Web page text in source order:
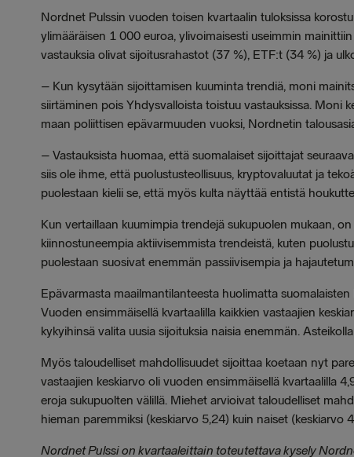
Nordnet Pulssin vuoden toisen kvartaalin tuloksissa
ylimääräisen 1 000 euroa, ylivoimaisesti useimmin
vastauksia olivat sijoitusrahastot (37 %), ETF:t (34 %) ja
– Kun kysytään sijoittamisen kuuminta trendiä, moni
siirtäminen pois Yhdysvalloista toistuu vastauksissa. Moni
maan poliittisen epävarmuuden vuoksi, Nordnetin
– Vastauksista huomaa, että suomalaiset sijoittajat
siis ole ihme, että puolustusteollisuus, kryptovaluutat ja
puolestaan kielii se, että myös kulta näyttää entistä
Kun vertaillaan kuumimpia trendejä sukupuolen mukaan,
kiinnostuneempia aktiivisemmista trendeistä, kuten
puolestaan suosivat enemmän passiivisempia ja
Epävarmasta maailmantilanteesta huolimatta
Vuoden ensimmäisellä kvartaalilla kaikkien vastaajien
kykyihinsä valita uusia sijoituksia naisia enemmän.
Myös taloudelliset mahdollisuudet sijoittaa koetaan nyt
vastaajien keskiarvo oli vuoden ensimmäisellä kvartaalilla
eroja sukupuolten välillä. Miehet arvioivat taloudelliset
hieman paremmiksi (keskiarvo 5,24) kuin naiset (keskiarvo
Nordnet Pulssi on kvartaaleittain toteutettava kysely